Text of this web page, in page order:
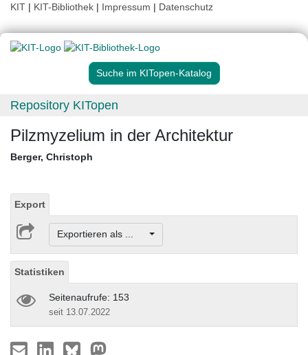
KIT | KIT-Bibliothek | Impressum | Datenschutz
Suche im KITopen-Katalog
Repository KITopen
Pilzmyzelium in der Architektur
Berger, Christoph
Export
Exportieren als ...
Statistiken
Seitenaufrufe: 153
seit 13.07.2022